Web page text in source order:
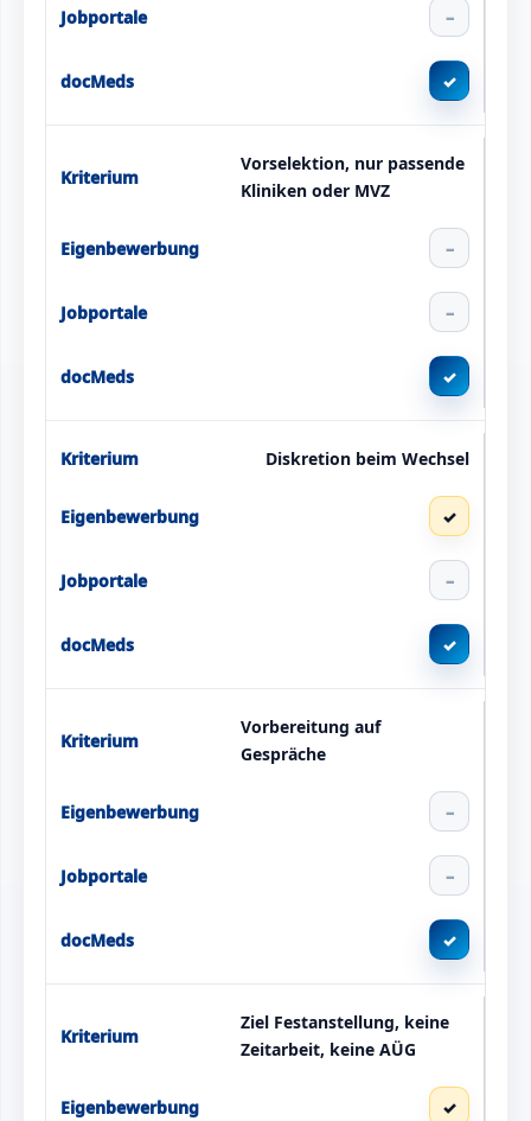
–
✓
Vorselektion, nur passende
Kliniken oder MVZ
–
–
✓
Diskretion beim Wechsel
✓
–
✓
Vorbereitung auf
Gespräche
–
–
✓
Ziel Festanstellung, keine
Zeitarbeit, keine AÜG
✓